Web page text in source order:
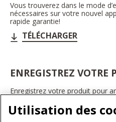
Vous trouverez dans le mode
nécessaires sur votre nouvel
rapide garantie!
TÉLÉCHARGER
ENREGISTREZ VOTRE
Enregistrez votre produit pour
bénéficier d'offres et de
conseils et des astuces, et bien
Utilisation des